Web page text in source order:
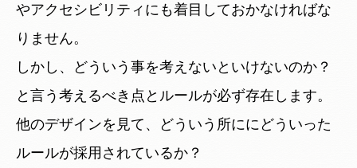
やアクセシビリティにも着目しておかなければな
りません。
しかし、どういう事を考えないといけないのか？
と言う 考えるべき点 と ルールが必ず存在します。
他のデザインを見て、どういう所ににどういった
ルールが採用されているか？